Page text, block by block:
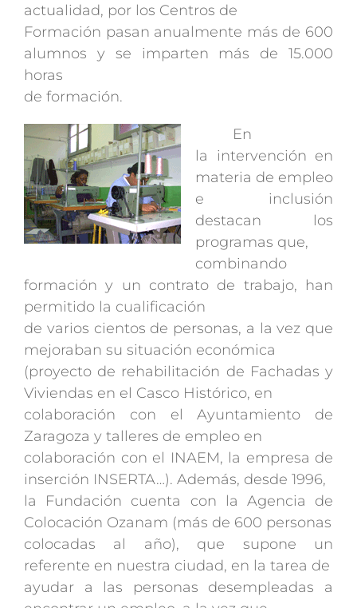
actualidad, por los Centros de
Formación pasan anualmente más de 600
alumnos y se imparten más de 15.000
horas
de formación.
En
la intervención en
materia de empleo
e inclusión
destacan los
programas que,
combinando
formación y un contrato de trabajo, han
permitido la cualificación
de varios cientos de personas, a la vez que
mejoraban su situación económica
(proyecto de rehabilitación de Fachadas y
Viviendas en el Casco Histórico, en
colaboración con el Ayuntamiento de
Zaragoza y talleres de empleo en
colaboración con el INAEM, la empresa de
inserción INSERTA…). Además, desde 1996,
la Fundación cuenta con la Agencia de
Colocación Ozanam (más de 600 personas
colocadas al año), que supone un
referente en nuestra ciudad, en la tarea de
ayudar a las personas desempleadas a